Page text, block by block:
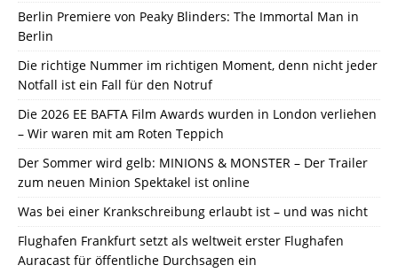
Berlin Premiere von Peaky Blinders: The Immortal Man in
Berlin
Die richtige Nummer im richtigen Moment, denn nicht jeder
Notfall ist ein Fall für den Notruf
Die 2026 EE BAFTA Film Awards wurden in London verliehen
– Wir waren mit am Roten Teppich
Der Sommer wird gelb: MINIONS & MONSTER – Der Trailer
zum neuen Minion Spektakel ist online
Was bei einer Krankschreibung erlaubt ist – und was nicht
Flughafen Frankfurt setzt als weltweit erster Flughafen
Auracast für öffentliche Durchsagen ein